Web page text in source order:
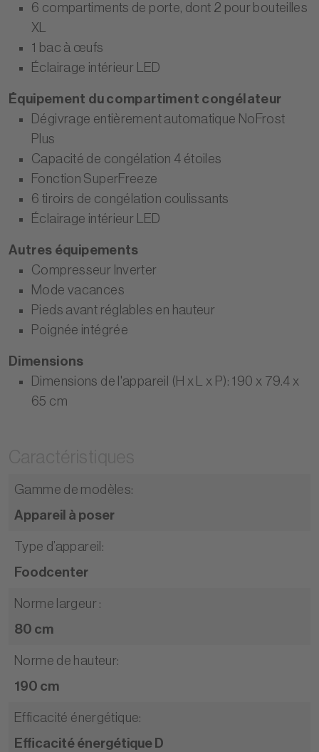
6 compartiments de porte, dont 2 pour bouteilles
XL
1 bac à œufs
Éclairage intérieur LED
Équipement du compartiment congélateur
Dégivrage entièrement automatique NoFrost
Plus
Capacité de congélation 4 étoiles
Fonction SuperFreeze
6 tiroirs de congélation coulissants
Éclairage intérieur LED
Autres équipements
Compresseur Inverter
Mode vacances
Pieds avant réglables en hauteur
Poignée intégrée
Dimensions
Dimensions de l'appareil (H x L x P): 190 x 79.4 x
65 cm
Gamme de modèles:
Appareil à poser
Type d’appareil :
Foodcenter
Norme largeur :
80 cm
Norme de hauteur:
190 cm
Efficacité énergétique:
Efficacité énergétique D